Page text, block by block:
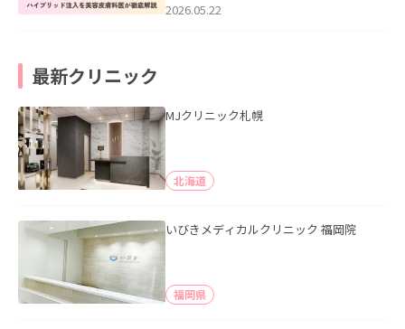
た。
2026.05.22
最新クリニック
MJクリニック札幌
北海道
いびきメディカルクリニック 福岡院
福岡県